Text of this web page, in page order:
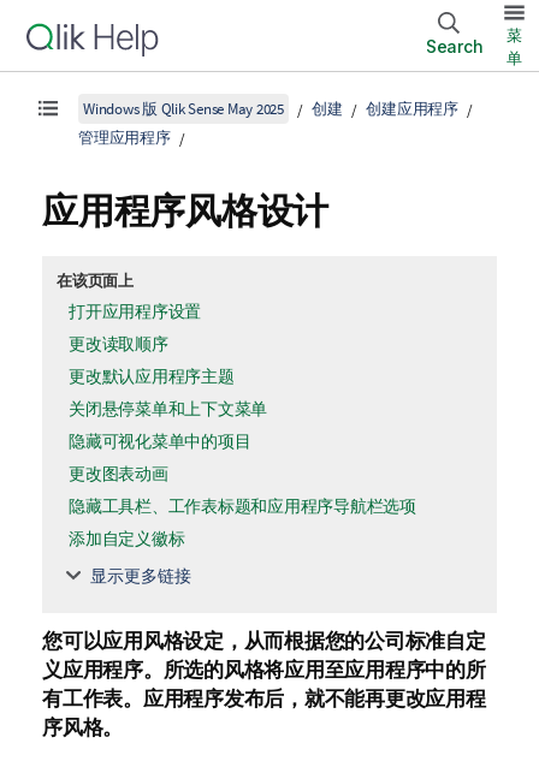
Search
菜
单
Windows 版 Qlik Sense May 2025 创建
创建应用程序
管理应用程序
应用程序风格设计
在该页面上
打开应用程序设置
更改读取顺序
更改默认应用程序主题
关闭悬停菜单和上下文菜单
隐藏可视化菜单中的项目
更改图表动画
隐藏工具栏、工作表标题和应用程序导航栏选项
添加自定义徽标
显示更多链接
您可以应用风格设定，从而根据您的公司标准自定
义应用程序。所选的风格将应用至应用程序中的所
有工作表。 应用程序发布后，就不能再更改应用程
序风格。